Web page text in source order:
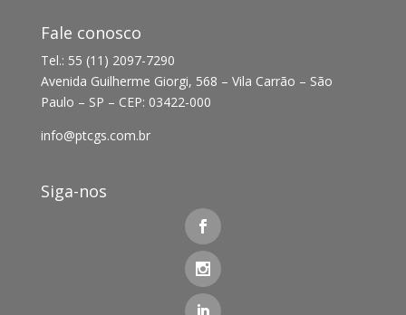
Fale conosco
Tel.: 55 (11) 2097-7290
Avenida Guilherme Giorgi, 568 – Vila Carrão – São
Paulo – SP – CEP: 03422-000
info@ptcgs.com.br
Siga-nos